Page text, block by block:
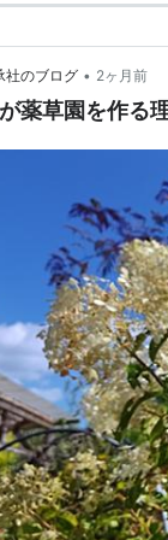
社のブログ • 2ヶ月前
薬草園を作る